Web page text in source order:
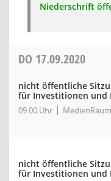
Niederschrift
DO 17.09.2020
nicht öffentliche
für Investitionen und
09:00 Uhr MedienRaum
nicht öffentliche
für Investitionen und